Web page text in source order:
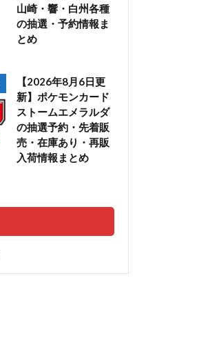
山崎・響・白州各種
の抽選・予約情報ま
とめ
【2026年8月6日更
新】ポケモンカード
ストームエメラルダ
の抽選予約・先着販
売・在庫あり・再販
入荷情報まとめ